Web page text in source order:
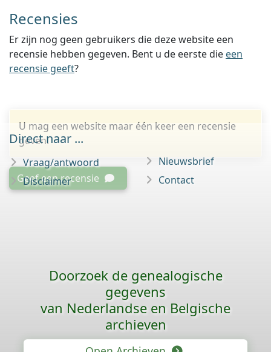
Recensies
Er zijn nog geen gebruikers die deze website een
recensie hebben gegeven. Bent u de eerste die een
recensie geeft?
U mag een website maar één keer een recensie
geven.
Geef een recensie
Direct naar ...
Vraag/antwoord
Disclaimer
Nieuwsbrief
Contact
Doorzoek de genealogische
gegevens
van Nederlandse en Belgische
archieven